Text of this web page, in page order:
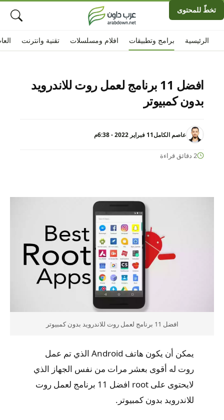
تخطّ للمحتوى
الرئيسية افلام ومسلسلات تقنية وانترنت برامج وتطبيقات
افضل 11 برنامج لعمل روت للاندرويد
بدون كمبيوتر
عاصم الكامل11 فبراير 2022 - 6:38م
2 دقائق قراءة
افضل 11 برنامج لعمل روت للاندرويد بدون كمبيوتر
يمكن أن يكون هاتف Android الذي تم عمل
روت له أقوى بعشر مرات من نفس الجهاز الذي
لايحتوى على root افضل 11 برنامج لعمل روت
للاندرويد بدون كمبيوتر.